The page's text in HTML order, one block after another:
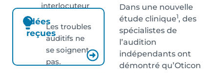
interlocuteur
?
Idées
reçues
Les troubles
auditifs ne
se soignent
pas.
Dans une nouvelle
étude clinique1, des
spécialistes de
l’audition
indépendants ont
démontré qu’Oticon